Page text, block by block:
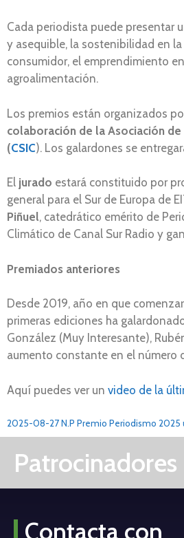
Cada periodista puede presentar
y asequible, la sostenibilidad en
consumidor, el emprendimiento
agroalimentación.
Los premios están organizados
colaboración de la Asociación
(CSIC). Los galardones se
El jurado estará constituido por
general para el Sur de Europa de
Piñuel, catedrático emérito de
Climático de Canal Sur Radio y
Premiados anteriores
Desde 2019, año en que
primeras ediciones ha
González (Muy Interesante),
aumento constante en el número
Aquí puedes ver un video de la
2025-08-27 N.P Premio Periodismo 2025
Patrocinadores
Contacta con